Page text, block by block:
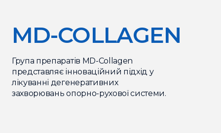
MD-COLLAGEN
Група препаратів MD-Collagen
представляє інноваційний підхід у
лікуванні дегенеративних
захворювань опорно-рухової системи.